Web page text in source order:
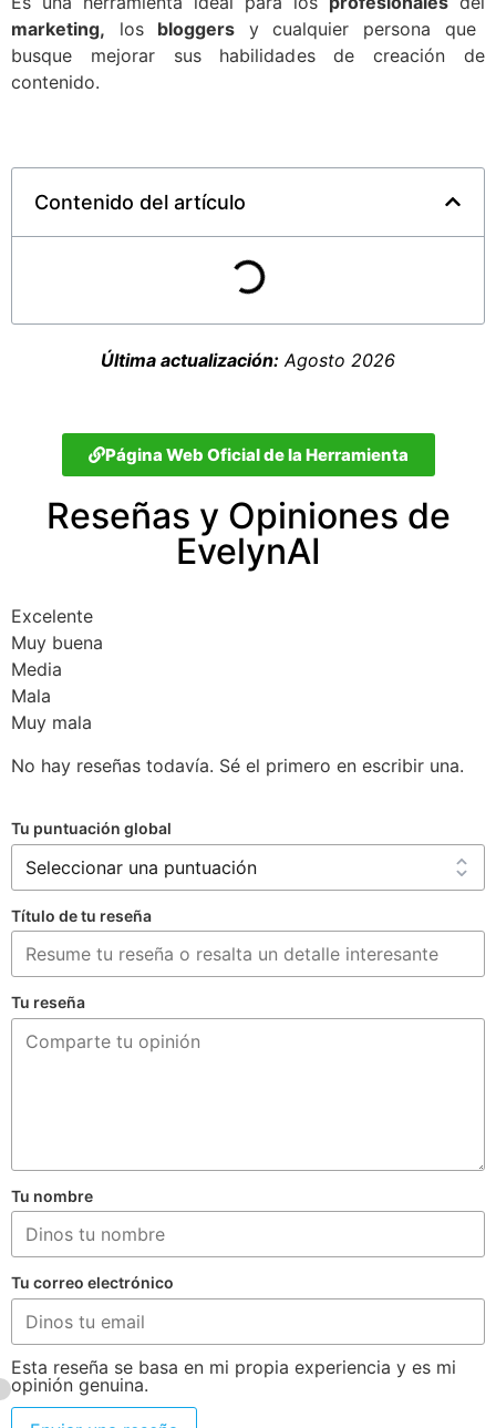
marketing, losbloggersy cualquier persona que
busque mejorar sus habilidades de creación de
contenido.
Contenido del artículo
Última actualización: Agosto 2026
Página Web Oficial de la Herramienta
Reseñas y Opiniones de
EvelynAI
Excelente
Muy buena
Media
Mala
Muy mala
No hay reseñas todavía. Sé el primero en escribir una.
Tu puntuación global
Título de tu reseña
Tu reseña
Tu nombre
Tu correo electrónico
Esta reseña se basa en mi propia experiencia y es mi
opinión genuina.